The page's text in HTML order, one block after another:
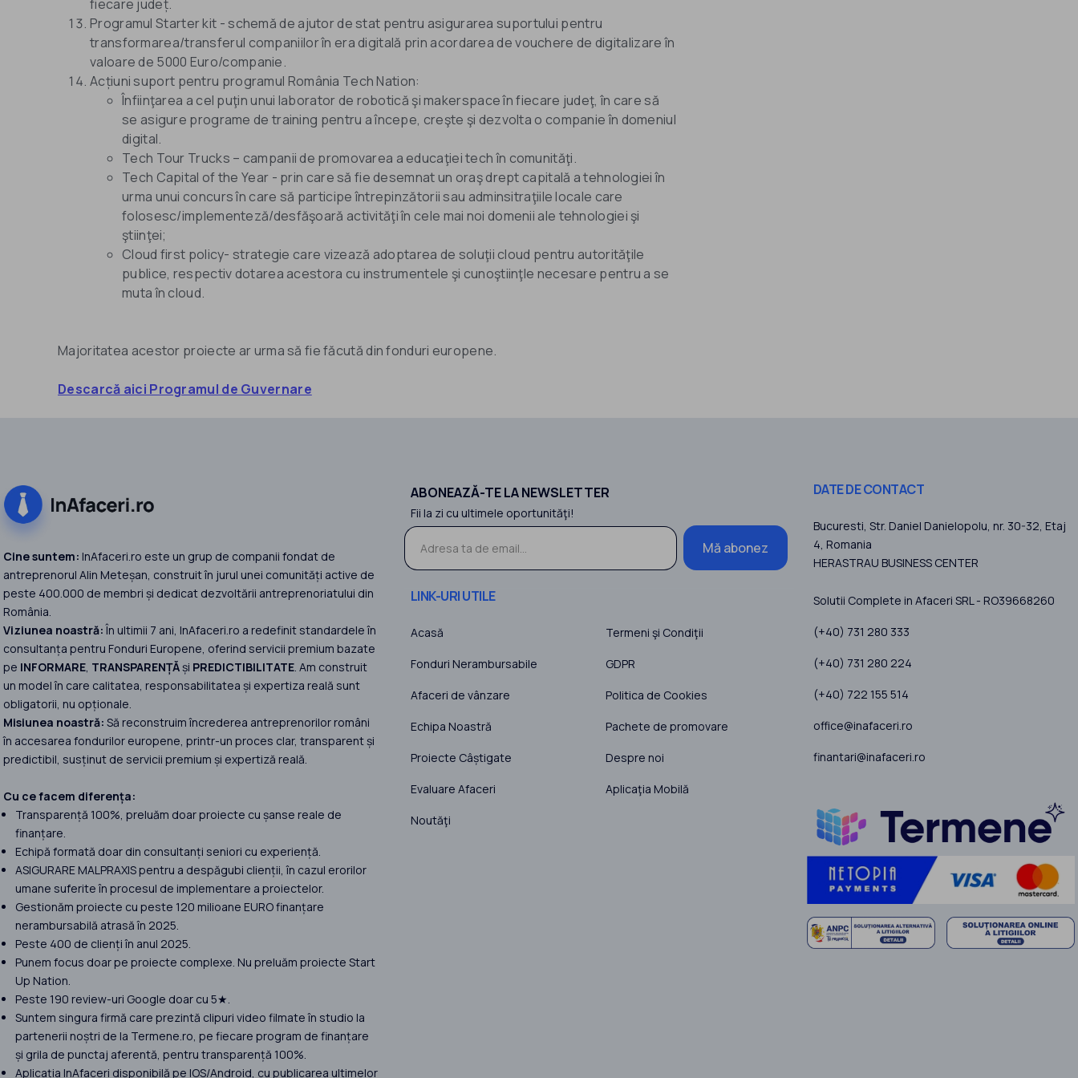
fiecare județ.
Programul Starter kit - schemă de ajutor de stat pentru asigurarea suportului pentru
transformarea/transferul companiilor în era digitală prin acordarea de vouchere de digitalizare în
valoare de 5000 Euro/companie.
Acțiuni suport pentru programul România Tech Nation:
Înfiinţarea a cel puţin unui laborator de robotică şi makerspace în fiecare judeţ, în care să
se asigure programe de training pentru a începe, creşte şi dezvolta o companie în domeniul
digital.
Tech Tour Trucks – campanii de promovarea a educaţiei tech în comunităţi.
Tech Capital of the Year - prin care să fie desemnat un oraş drept capitală a tehnologiei în
urma unui concurs în care să participe întrepinzătorii sau adminsitraţiile locale care
folosesc/implementeză/desfăşoară activităţi în cele mai noi domenii ale tehnologiei şi
ştiinţei;
Cloud first policy- strategie care vizează adoptarea de soluţii cloud pentru autorităţile
publice, respectiv dotarea acestora cu instrumentele şi cunoştiinţle necesare pentru a se
muta în cloud.
Majoritatea acestor proiecte ar urma să fie făcută din fonduri europene.
Descarcă aici Programul de Guvernare
Cine suntem: InAfaceri.ro este un grup de companii fondat de
antreprenorul Alin Meteșan, construit în jurul unei comunități active de
peste 400.000 de membri și dedicat dezvoltării antreprenoriatului din
România.
Viziunea noastră:În ultimii 7 ani, InAfaceri.ro a redefinit standardele în
consultanța pentru Fonduri Europene, oferind servicii premium bazate
pe INFORMARE, TRANSPARENȚĂși PREDICTIBILITATE. Am construit
un model în care calitatea, responsabilitatea și expertiza reală sunt
obligatorii, nu opționale.
Misiunea noastră: Să reconstruim încrederea antreprenorilor români
în accesarea fondurilor europene, printr-un proces clar, transparent și
predictibil, susținut de servicii premium și expertiză reală.
Cu ce facem diferența:
Transparență 100%, preluăm doar proiecte cu șanse reale de
finanțare.
Echipă formată doar din consultanți seniori cu experiență.
ASIGURARE MALPRAXIS pentru a despăgubi clienții, în cazul erorilor
umane suferite în procesul de implementare a proiectelor.
Gestionăm proiecte cu peste 120 milioane EURO finanțare
nerambursabilă atrasă în 2025.
Peste 400 de clienți în anul 2025.
Punem focus doar pe proiecte complexe. Nu preluăm proiecte Start
Up Nation.
Peste 190 review-uri Google doar cu 5★.
Suntem singura firmă care prezintă clipuri video filmate în studio la
partenerii noștri de la Termene.ro, pe fiecare program de finanțare
și grila de punctaj aferentă, pentru transparență 100%.
Aplicația InAfaceri disponibilă pe IOS/Android, cu publicarea ultimelor
ABONEAZĂ-TE LA NEWSLETTER
Fii la zi cu ultimele oportunităţi!
Mă abonez
LINK-URI UTILE
Acasă
Fonduri Nerambursabile
Afaceri de vânzare
Echipa Noastră
Proiecte Câștigate
Evaluare Afaceri
Noutăţi
Termeni şi Condiţii
GDPR
Politica de Cookies
Pachete de promovare
Despre noi
Aplicaţia Mobilă
DATE DE CONTACT
Bucuresti, Str. Daniel Danielopolu, nr. 30-32, Etaj
4, Romania
HERASTRAU BUSINESS CENTER
Solutii Complete in Afaceri SRL - RO39668260
(+40) 731 280 333
(+40) 731 280 224
(+40) 722 155 514
office@inafaceri.ro
finantari@inafaceri.ro